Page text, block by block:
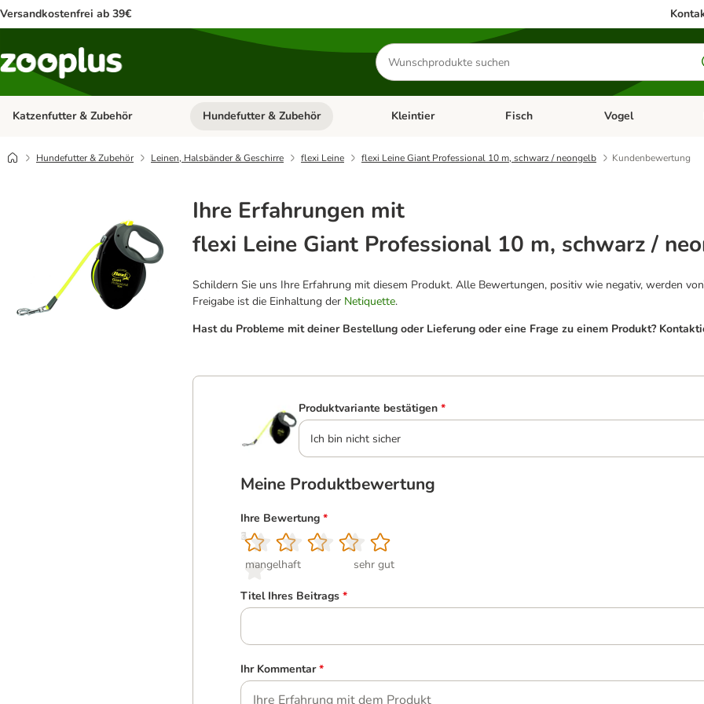
Versandkostenfrei ab 39€
Produkte
suchen
Katzenfutter & Zubehör Kategorie-Menü öffnen: Katzenfutter & Zubehör
Hundefutter & Zubehör Kategorie-Menü öffnen: Hundefutter & Zubehör
Kleintier Kategorie-Menü öffnen: Kleintier
Fisch Kategorie-Menü
Vogel
Hundefutter & Zubehör Leinen, Halsbänder & Geschirre flexi Leine flexi Leine Giant Professional 10 m, schwarz / neongelb Kundenbewertung
Ihre Erfahrungen mit
flexi Leine Giant Professional 10 m, schwarz /
Schildern Sie uns Ihre Erfahrung mit diesem Produkt. Alle Bewertungen, positiv wie negativ, werden
Freigabe ist die Einhaltung der Netiquette.
Hast du Probleme mit deiner Bestellung oder Lieferung oder eine Frage zu einem Produkt?
Produktvariante bestätigen *
Ich bin nicht sicher
Meine Produktbewertung
Ihre Bewertung *
1
mangelhaft
2
3
4
5
sehr gut
Titel Ihres Beitrags *
Ihr Kommentar *